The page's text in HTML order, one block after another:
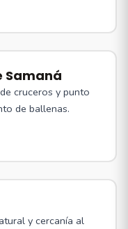
Samaná
cruceros y punto
de ballenas.
y cercanía al